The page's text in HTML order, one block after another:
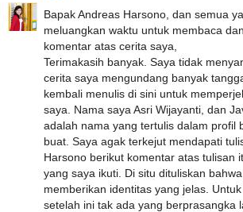
Bapak Andreas Harsono, dan semua
meluangkan waktu untuk membaca
komentar atas cerita saya,
Terimakasih banyak. Saya tidak
cerita saya mengundang banyak
kembali menulis di sini untuk
saya. Nama saya Asri Wijayanti, dan
adalah nama yang tertulis dalam profil
buat. Saya agak terkejut mendapati
Harsono berikut komentar atas tulisan
yang saya ikuti. Di situ dituliskan
memberikan identitas yang jelas.
setelah ini tak ada yang berprasangka